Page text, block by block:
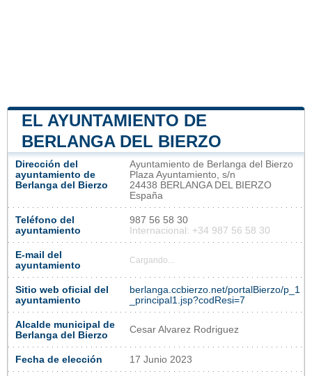
EL AYUNTAMIENTO DE
BERLANGA DEL BIERZO
Dirección del
ayuntamiento de
Berlanga del Bierzo
Ayuntamiento de Berlanga del Bierzo
Plaza Ayuntamiento, s/n
24438 BERLANGA DEL BIERZO
España
Teléfono del
ayuntamiento
987 56 58 30
Internacional: +34 987 56 58 30
E-mail del
ayuntamiento
Cargando...
Sitio web oficial del
ayuntamiento
berlanga.ccbierzo.net/portalBierzo/p_1
_principal1.jsp?codResi=7
Alcalde municipal de
Berlanga del Bierzo
Cesar Alvarez Rodriguez
Fecha de elección 17 Junio 2023